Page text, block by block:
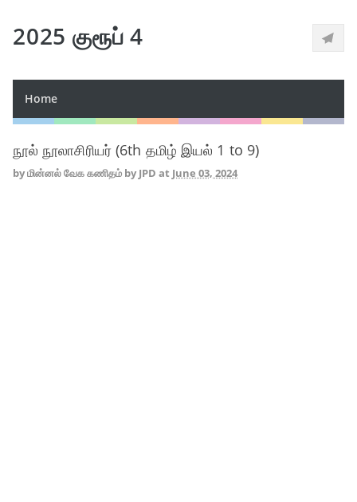
2025 குரூப் 4
Home
நூல் நூலாசிரியர் (6th தமிழ் இயல் 1 to 9)
byமின்னல் வேக கணிதம் by JPD at June 03, 2024